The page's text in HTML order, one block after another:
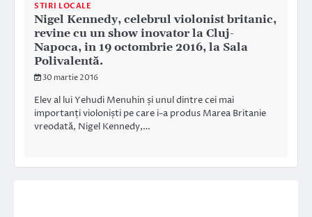
STIRI LOCALE
Nigel Kennedy, celebrul violonist britanic,
revine cu un show inovator la Cluj-
Napoca, in 19 octombrie 2016, la Sala
Polivalentă.
30 martie 2016
Elev al lui Yehudi Menuhin și unul dintre cei mai
importanți violoniști pe care i-a produs Marea Britanie
vreodată, Nigel Kennedy,…